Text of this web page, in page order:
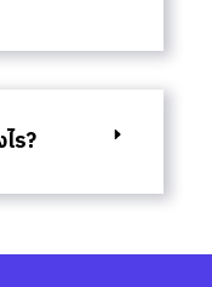
ร?